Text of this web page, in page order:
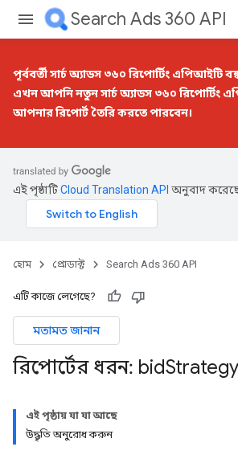
Search Ads 360 API
পূর্ববর্তী সার্চ অ্যাডস ৩৬০ রিপোর্টিং এপিআইটি
এখন আপনিনতুন সার্চ অ্যাডস ৩৬০ রিপোর্টিং
আপনার রিপোর্ট তৈরি করতে পারবেন।
এই পৃষ্ঠাটিCloud Translation API অনুবাদ
হোম প্রোডাক্ট Search Ads 360 API
এটি কাজে লেগেছে?
মতামত জানান
রিপোর্টের ধরন: bidStrategy
এই পৃষ্ঠায় যা যা আছে
উদ্ধৃতি অনুরোধ করুন